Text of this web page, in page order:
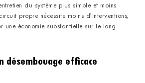
du système plus simple et moins
propre nécessite moins d’interventions,
une économie substantielle sur le long
désembouage efficace